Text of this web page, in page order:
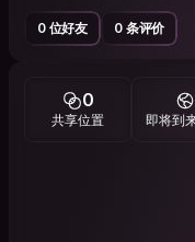
0 位好友 0 条评价
0
共享位置 即将到